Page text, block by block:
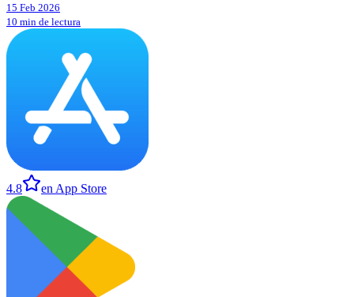
15 Feb 2026
10 min de lectura
4.8 en App Store